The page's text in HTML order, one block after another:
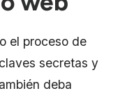
el proceso de
secretas y
deba